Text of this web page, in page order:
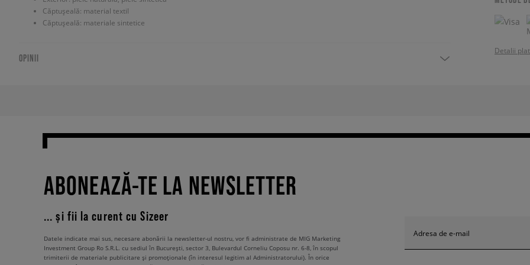
Căptușeală: material textil
Căptușeală: materiale sintetice
OPINII
Detalii
ABONEAZĂ-TE LA NEWSLETTER
... și fii la curent cu Sizeer
Adresa de e-mail
Datele indicate mai sus, necesare abonării la newsletter-ul nostru, vor fi administrate de MIG Marketing
Investment Group Ro S.R.L. cu sediul în București, sector 3, Bulevardul Corneliu Coposu nr. 6-8, în scopul
trimiterii de materiale publicitare și promoționale (în interesul legitim al Administratorului). În orice